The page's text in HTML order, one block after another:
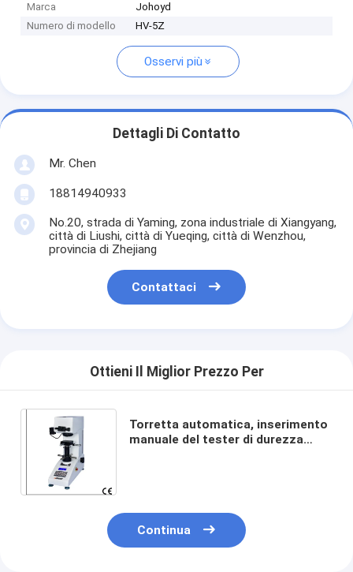
Marca
Johoyd
Numero di modello
HV-5Z
Osservi più
Dettagli Di Contatto
Mr. Chen
18814940933
No.20, strada di Yaming, zona industriale di Xiangyang,
città di Liushi, città di Yueqing, città di Wenzhou,
provincia di Zhejiang
Contattaci
Ottieni Il Miglior Prezzo Per
Torretta automatica, inserimento
manuale del tester di durezza
Continua